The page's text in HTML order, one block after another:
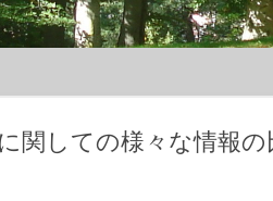
関しての様々な情報の